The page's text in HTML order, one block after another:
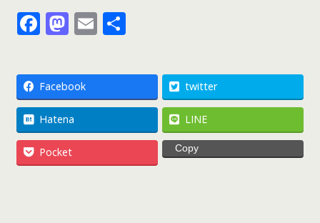
F
e
b
o
o
k
M
to
d
o
n
E
ai
l
Facebook twitter
Hatena LINE
Pocket Copy